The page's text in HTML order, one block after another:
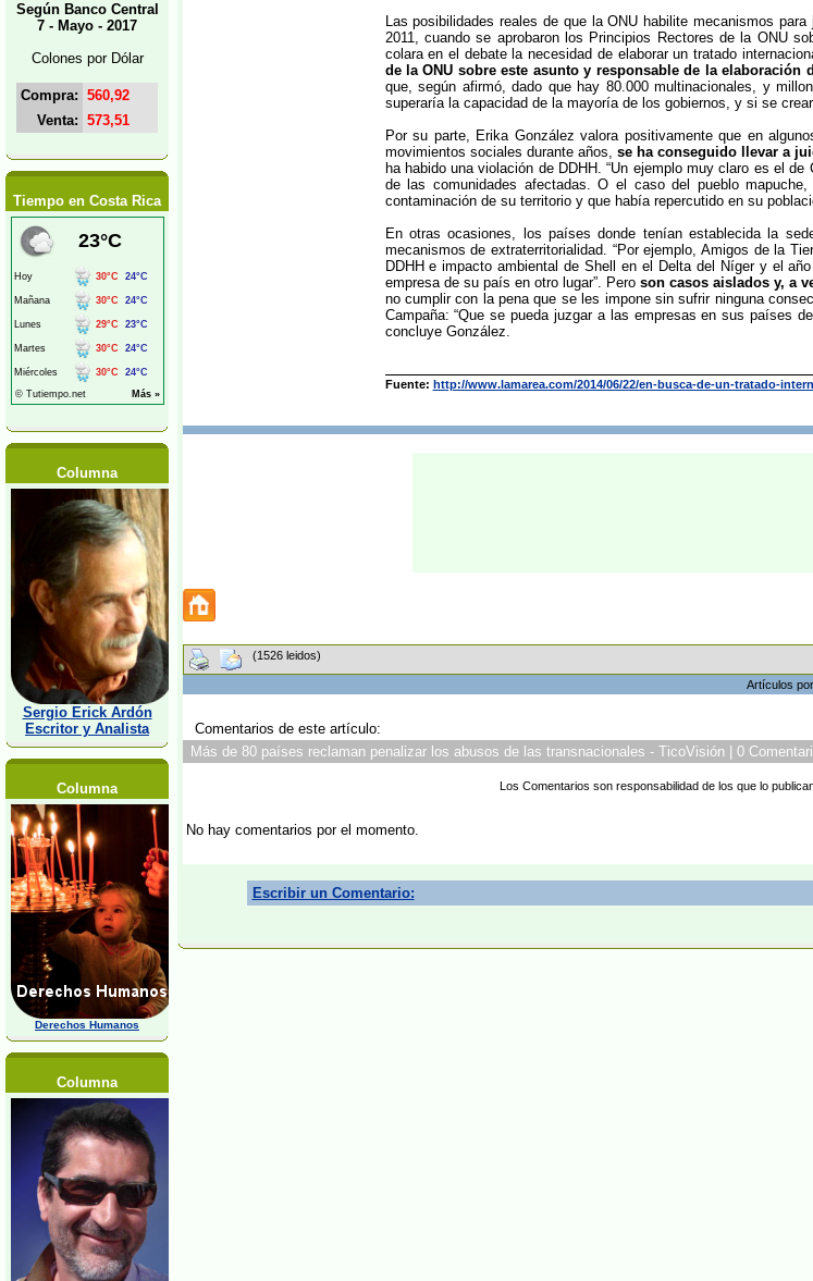
Según Banco Central
7 - Mayo - 2017
Colones por Dólar
Compra: 560,92
Venta: 573,51
Tiempo en Costa Rica
Columna
Sergio Erick Ardón
Escritor y Analista
Columna
Derechos Humanos
Columna
Las posibilidades reales de que la ONU habilite mecanismos
2011, cuando se aprobaron los Principios Rectores de la ONU
colara en el debate la necesidad de elaborar un tratado
de la ONU sobre este asunto y responsable de la
que, según afirmó, dado que hay 80.000 multinacionales, y
superaría la capacidad de la mayoría de los gobiernos, y si se
Por su parte, Erika González valora positivamente que en
movimientos sociales durante años, se ha conseguido llevar a
ha habido una violación de DDHH. “Un ejemplo muy claro es el
de las comunidades afectadas. O el caso del pueblo
contaminación de su territorio y que había repercutido en su
En otras ocasiones, los países donde tenían establecida la
mecanismos de extraterritorialidad. “Por ejemplo, Amigos de la
DDHH e impacto ambiental de Shell en el Delta del Níger y el
empresa de su país en otro lugar”. Pero son casos aislados y, a
no cumplir con la pena que se les impone sin sufrir ninguna
Campaña: “Que se pueda juzgar a las empresas en sus países
concluye González.
Fuente: http://www.lamarea.com/2014/06/22/en-busca-de-un-tratado-
(1526 leidos)
Artículos por
Comentarios de este artículo:
Más de 80 países reclaman penalizar los abusos de las transnacionales - TicoVisión | 0
Los Comentarios son responsabilidad de los que lo
No hay comentarios por el momento.
Escribir un Comentario: